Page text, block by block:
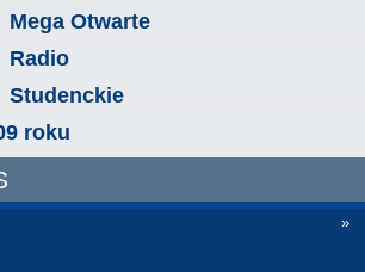
Mega Otwarte
Radio
Studenckie
roku
»